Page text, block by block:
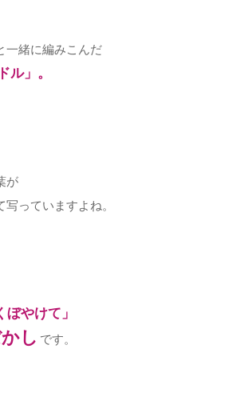
一緒に編みこんだ
ル」。
が
っていますよね。
ぼやけて」
し です。